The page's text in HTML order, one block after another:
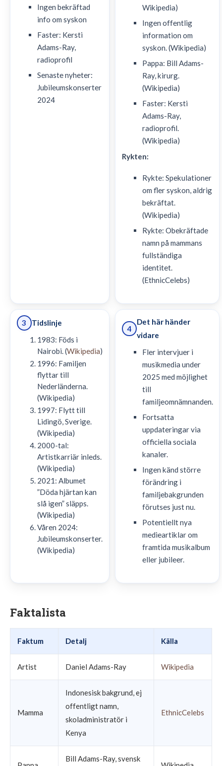
Ingen bekräftad
info om syskon
Faster: Kersti
Adams-Ray,
radioprofil
Senaste nyheter:
Jubileumskonserter
2024
Wikipedia)
Ingen offentlig
information om
syskon. (Wikipedia)
Pappa: Bill Adams-
Ray, kirurg.
(Wikipedia)
Faster: Kersti
Adams-Ray,
radioprofil.
(Wikipedia)
Rykten:
Rykte: Spekulationer
om fler syskon, aldrig
bekräftat.
(Wikipedia)
Rykte: Obekräftade
namn på mammans
fullständiga
identitet.
(EthnicCelebs)
3
Tidslinje
1983: Föds i
Nairobi. (Wikipedia)
1996: Familjen
flyttar till
Nederländerna.
(Wikipedia)
1997: Flytt till
Lidingö, Sverige.
(Wikipedia)
2000-tal:
Artistkarriär inleds.
(Wikipedia)
2021: Albumet
”Döda hjärtan kan
slå igen” släpps.
(Wikipedia)
Våren 2024:
Jubileumskonserter.
(Wikipedia)
4
Det här händer
vidare
Fler intervjuer i
musikmedia under
2025 med möjlighet
till
familjeomnämnanden.
Fortsatta
uppdateringar via
officiella sociala
kanaler.
Ingen känd större
förändring i
familjebakgrunden
förutses just nu.
Potentiellt nya
medieartiklar om
framtida musikalbum
eller jubileer.
Faktalista
Faktum Detalj Källa
Artist Daniel Adams-Ray Wikipedia
Mamma
Indonesisk bakgrund, ej
offentligt namn,
skoladministratör i
Kenya
EthnicCelebs
Bill Adams-Ray, svensk